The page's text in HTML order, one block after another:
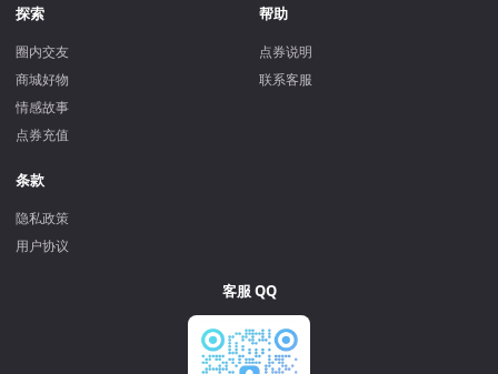
探索
圈内交友
商城好物
情感故事
点券充值
帮助
点券说明
联系客服
条款
隐私政策
用户协议
客服 QQ